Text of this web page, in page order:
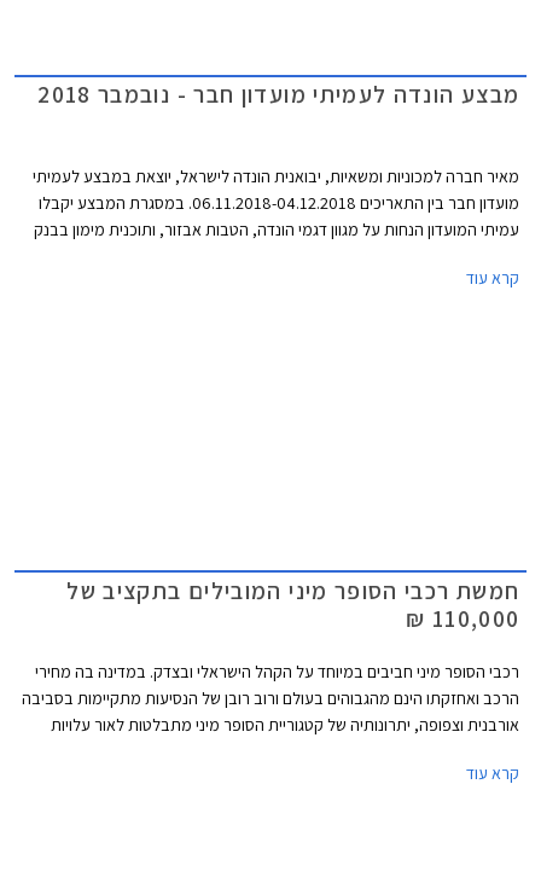
מבצע הונדה לעמיתי מועדון חבר - נובמבר 2018
מאיר חברה למכוניות ומשאיות, יבואנית הונדה לישראל, יוצאת במבצע לעמיתי
מועדון חבר בין התאריכים 06.11.2018-04.12.2018. במסגרת המבצע יקבלו
עמיתי המועדון הנחות על מגוון דגמי הונדה, הטבות אבזור, ותוכנית מימון בבנק
מועדפים במסגרת תכנית המימון חבר ליס. המבצע יערך בכל אולמות התצוגה
קרא עוד
חמשת רכבי הסופר מיני המובילים בתקציב של
110,000 ₪
רכבי הסופר מיני חביבים במיוחד על הקהל הישראלי ובצדק. במדינה בה מחירי
הרכב ואחזקתו הינם מהגבוהים בעולם ורוב רובן של הנסיעות מתקיימות בסביבה
אורבנית וצפופה, יתרונותיה של קטגוריית הסופר מיני מתבלטות לאור עלויות
האחרונות עברה הקטגוריה מהפכה של ממש. המידות שתפחו, הביאו עימן שיפור
קרא עוד